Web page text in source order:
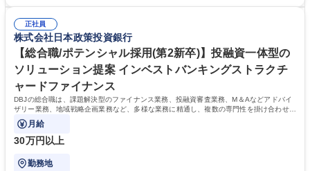
のご応募をお待ちしております。 募集職種 【第二新卒オープンポジショ
ン】業界未経験歓迎/自社ゲーム/WEB面接
正社員
株式会社日本政策投資銀行
【総合職/ポテンシャル採用(第2新卒)】投融資一体型の
ソリューション提案 インベストバンキングストラクチ
ャードファイナンス
DBJの総合職は、課題解決型のファイナンス業務、投融資審査業務、M＆Aなどアドバイ
ザリー業務、地域戦略企画業務など、多様な業務に精通し、複数の専門性を掛け合わせて
広く社会に貢献していく職種です。
月給
30万円以上
勤務地